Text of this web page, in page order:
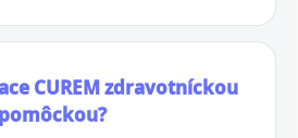
CUREM zdravotníckou
pomôckou?